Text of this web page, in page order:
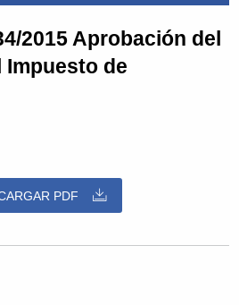
2015 Aprobación del
Impuesto de
PDF
Linkedin
por whatsapp